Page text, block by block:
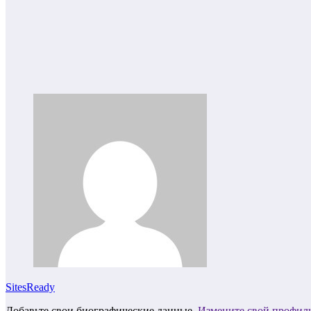
SitesReady